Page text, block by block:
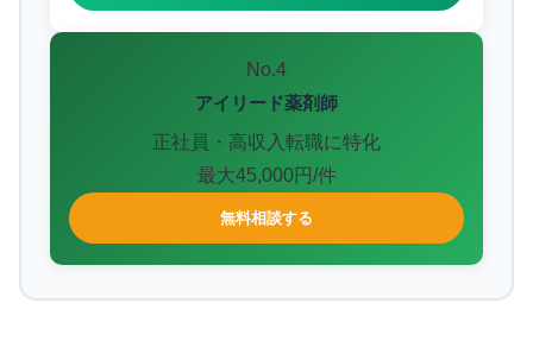
No.4
アイリード薬剤師
正社員・高収入転職に特化
最大45,000円/件
無料相談する